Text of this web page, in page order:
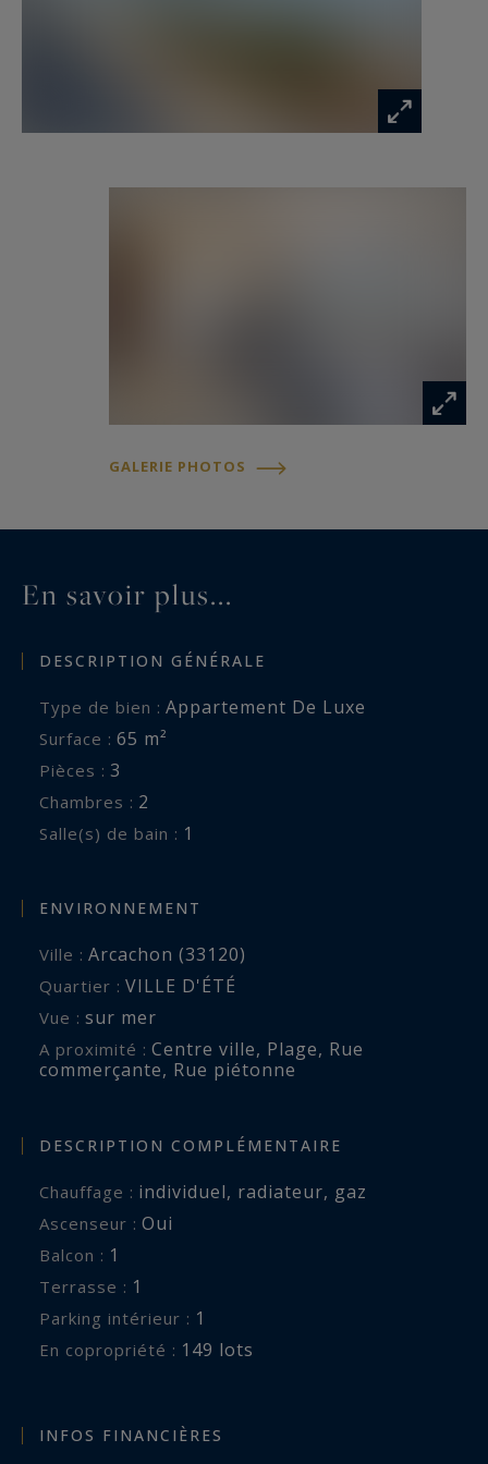
Immobilier de prestige inspirant, experts en
GALERIE PHOTOS
En savoir plus...
DESCRIPTION GÉNÉRALE
Type de bien : Appartement De Luxe
Surface : 65 m²
Pièces : 3
Chambres : 2
Salle(s) de bain : 1
ENVIRONNEMENT
Ville : Arcachon (33120)
Quartier : VILLE D'ÉTÉ
Vue : sur mer
A proximité : Centre ville, Plage, Rue
commerçante, Rue piétonne
DESCRIPTION COMPLÉMENTAIRE
Chauffage : individuel, radiateur, gaz
Ascenseur : Oui
balcon : 1
terrasse : 1
parking intérieur : 1
En copropriété : 149 lots
INFOS FINANCIÈRES